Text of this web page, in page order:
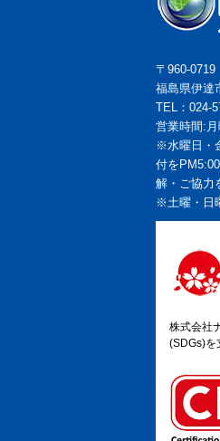
〒960-0719
福島県伊達
TEL：024-
営業時間:
※水曜日・
付を
解・ご協力
※土曜・日
株式会社
(SDGs)を